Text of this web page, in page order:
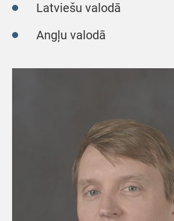
Latviešu valodā
Angļu valodā